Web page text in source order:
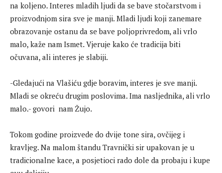
na koljeno. Interes mladih ljudi da se bave stočarstvom i
proizvodnjom sira sve je manji. Mladi ljudi koji zanemare
obrazovanje ostanu da se bave poljoprivredom, ali vrlo
malo, kaže nam Ismet. Vjeruje kako će tradicija biti
očuvana, ali interes je slabiji.
-Gledajući na Vlašiću gdje boravim, interes je sve manji.
Mladi se okreću drugim poslovima. Ima nasljednika, ali vrlo
malo.- govori nam Žujo.
Tokom godine proizvede do dvije tone sira, ovčijeg i
kravljeg. Na malom štandu Travnički sir upakovan je u
tradicionalne kace, a posjetioci rado dole da probaju i kupe